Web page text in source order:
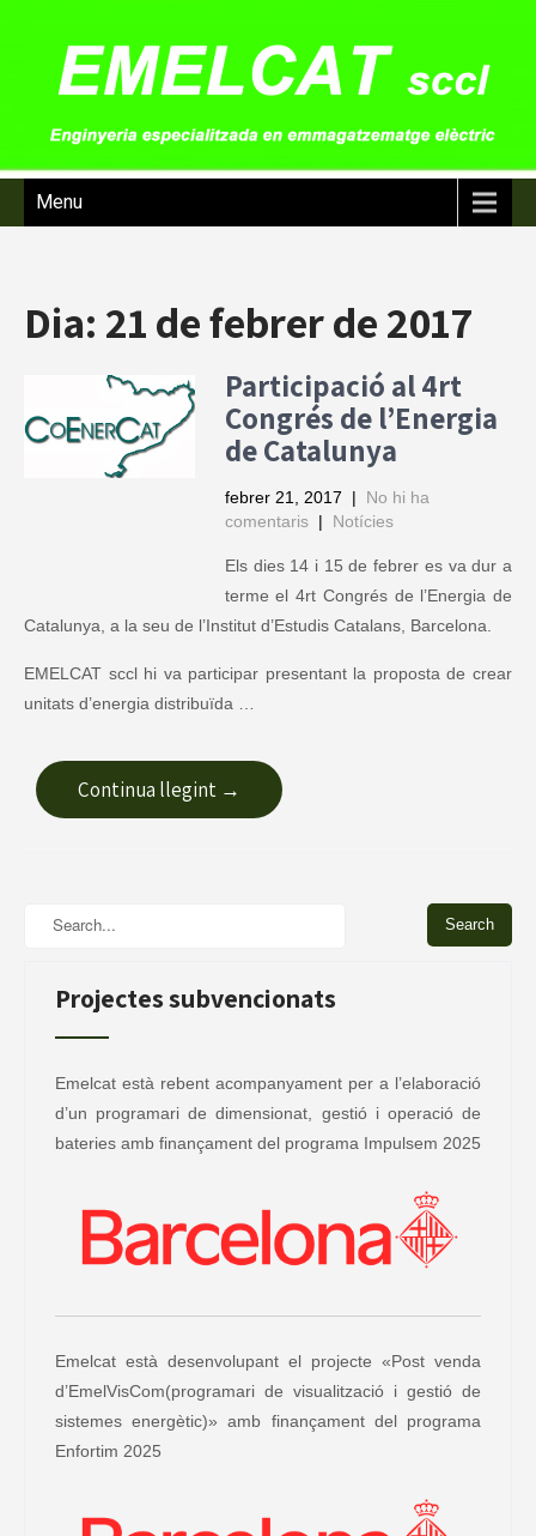
Menu
Dia: 21 de febrer de 2017
Participació al 4rt
Congrés de l’Energia
de Catalunya
febrer 21, 2017 | No hi ha
comentaris | Notícies
Els dies 14 i 15 de febrer es va dur a
terme el 4rt Congrés de l’Energia de
Catalunya, a la seu de l’Institut d’Estudis Catalans, Barcelona.
EMELCAT sccl hi va participar presentant la proposta de crear
unitats d’energia distribuïda …
Continua llegint →
Projectes subvencionats
Emelcat està rebent acompanyament per a l’elaboració
d’un programari de dimensionat, gestió i operació de
bateries amb finançament del programa Impulsem 2025
Emelcat està desenvolupant el projecte «Post venda
d’EmelVisCom(programari de visualització i gestió de
sistemes energètic)» amb finançament del programa
Enfortim 2025